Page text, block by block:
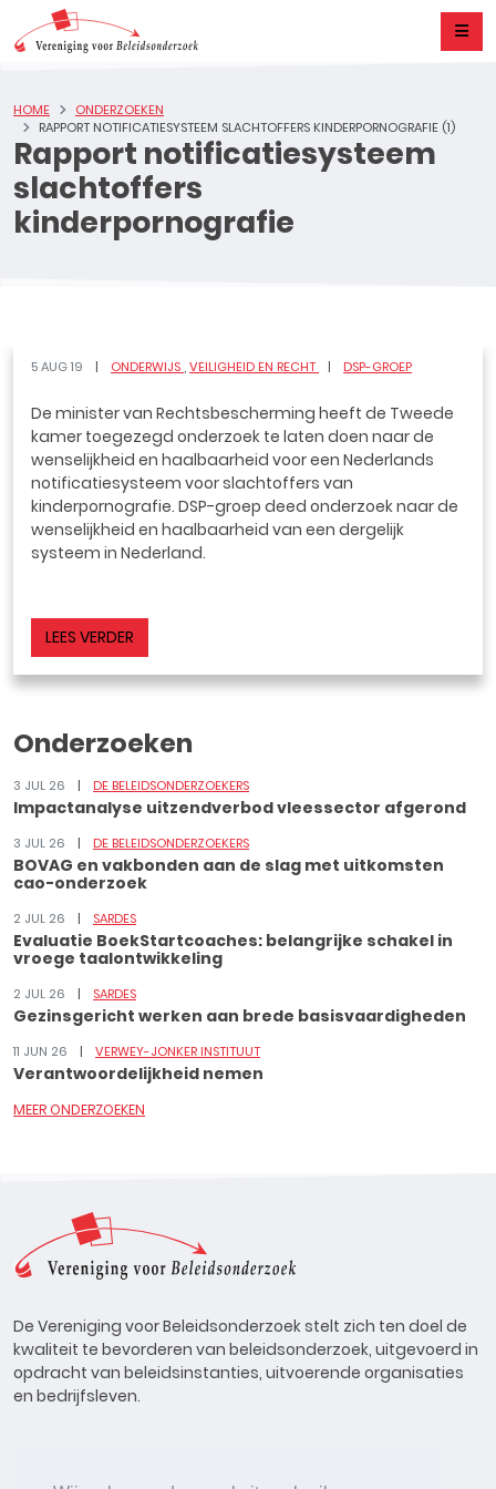
Rapport notificatiesysteem
slachtoffers
kinderpornografie
HOME
ONDERZOEKEN
RAPPORT NOTIFICATIESYSTEEM SLACHTOFFERS KINDERPORNOGRAFIE (1)
5 AUG 19 ONDERWIJS VEILIGHEID EN RECHT DSP-GROEP
De minister van Rechtsbescherming heeft de Tweede
kamer toegezegd onderzoek te laten doen naar de
wenselijkheid en haalbaarheid voor een Nederlands
notificatiesysteem voor slachtoffers van
kinderpornografie. DSP-groep deed onderzoek naar de
wenselijkheid en haalbaarheid van een dergelijk
systeem in Nederland.
LEES VERDER
Onderzoeken
3 JUL 26 DE BELEIDSONDERZOEKERS
Impactanalyse uitzendverbod vleessector afgerond
3 JUL 26 DE BELEIDSONDERZOEKERS
BOVAG en vakbonden aan de slag met uitkomsten
cao-onderzoek
2 JUL 26 SARDES
Evaluatie BoekStartcoaches: belangrijke schakel in
vroege taalontwikkeling
2 JUL 26 SARDES
Gezinsgericht werken aan brede basisvaardigheden
11 JUN 26 VERWEY-JONKER INSTITUUT
Verantwoordelijkheid nemen
MEER ONDERZOEKEN
De Vereniging voor Beleidsonderzoek stelt zich ten doel de
kwaliteit te bevorderen van beleidsonderzoek, uitgevoerd in
opdracht van beleidsinstanties, uitvoerende organisaties
en bedrijfsleven.